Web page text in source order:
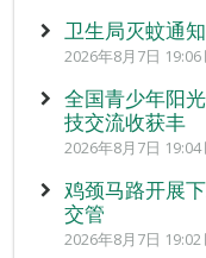
卫生局灭蚊通知
2026年8月7日 19:06
全国青少年阳
技交流收获丰
2026年8月7日 19:04
鸡颈马路开展
交管
2026年8月7日 19:02